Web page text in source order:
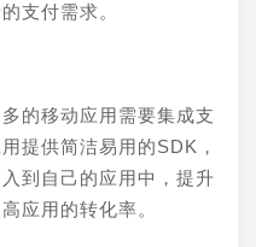
支付需求。
的移动应用需要集成支
提供简洁易用的SDK，
到自己的应用中，提升
应用的转化率。